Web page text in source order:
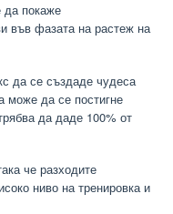
да покаже
във фазата на растеж на
да се създаде чудеса
може да се постигне
да даде 100% от
че разходите
ниво на тренировка и